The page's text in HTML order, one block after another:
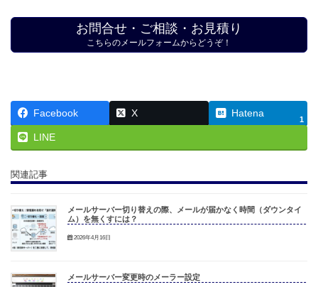
お問合せ・ご相談・お見積り
こちらのメールフォームからどうぞ！
Facebook X Hatena
1
LINE
関連記事
メールサーバー切り替えの際、メールが届かなく時間（ダウンタイ
ム）を無くすには？
2026年4月16日
メールサーバー変更時のメーラー設定